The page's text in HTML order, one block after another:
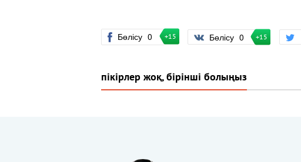
Бөлісу 0 +15 Бөлісу 0 +15
пікірлер жоқ, бірінші болыңыз